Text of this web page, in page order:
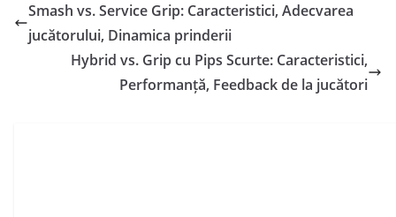
Smash vs. Service Grip: Caracteristici, Adecvarea
jucătorului, Dinamica prinderii
Hybrid vs. Grip cu Pips Scurte: Caracteristici,
Performanță, Feedback de la jucători